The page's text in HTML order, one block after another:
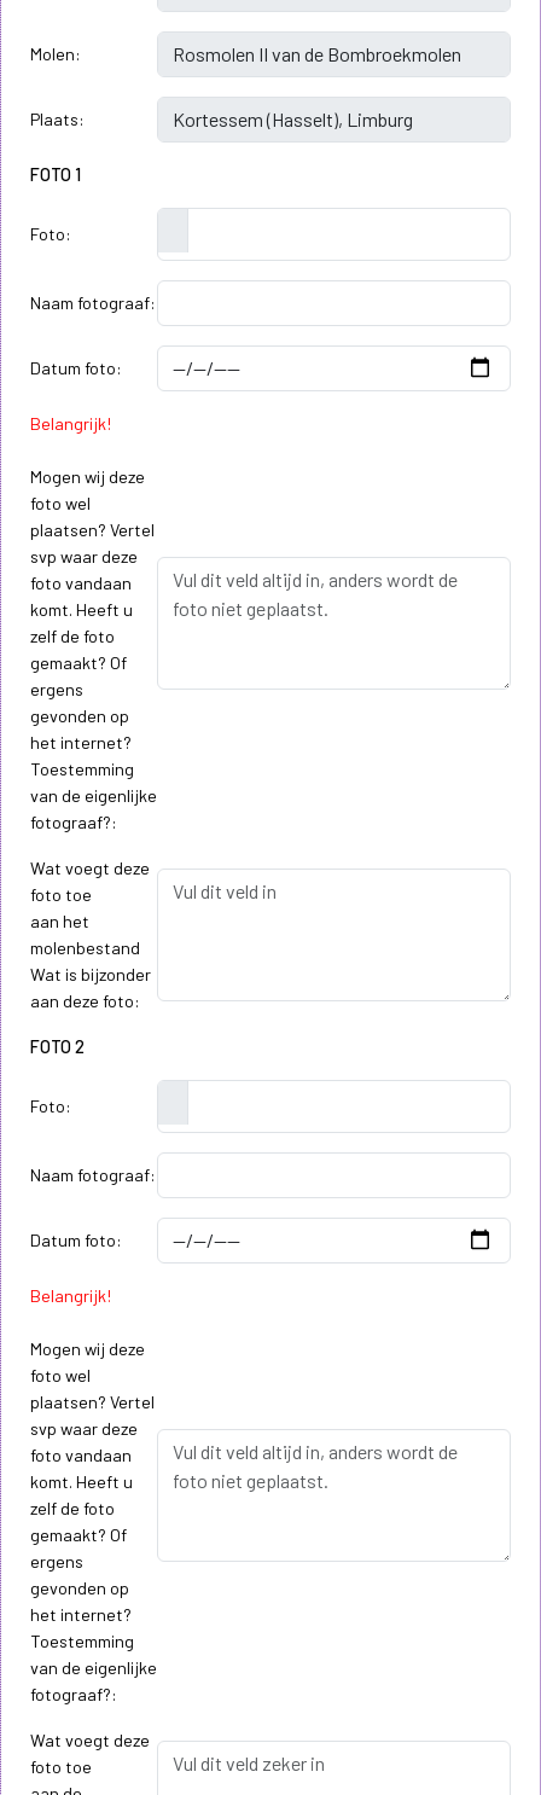
Molen:
Plaats:
FOTO 1
Foto:
Naam fotograaf:
Datum foto:
Belangrijk!
Mogen wij deze
foto wel
plaatsen? Vertel
svp waar deze
foto vandaan
komt. Heeft u
zelf de foto
gemaakt? Of
ergens
gevonden op
het internet?
Toestemming
van de eigenlijke
fotograaf?:
Wat voegt deze
foto toe
aan het
molenbestand
Wat is bijzonder
aan deze foto:
FOTO 2
Foto:
Naam fotograaf:
Datum foto:
Belangrijk!
Mogen wij deze
foto wel
plaatsen? Vertel
svp waar deze
foto vandaan
komt. Heeft u
zelf de foto
gemaakt? Of
ergens
gevonden op
het internet?
Toestemming
van de eigenlijke
fotograaf?:
Wat voegt deze
foto toe